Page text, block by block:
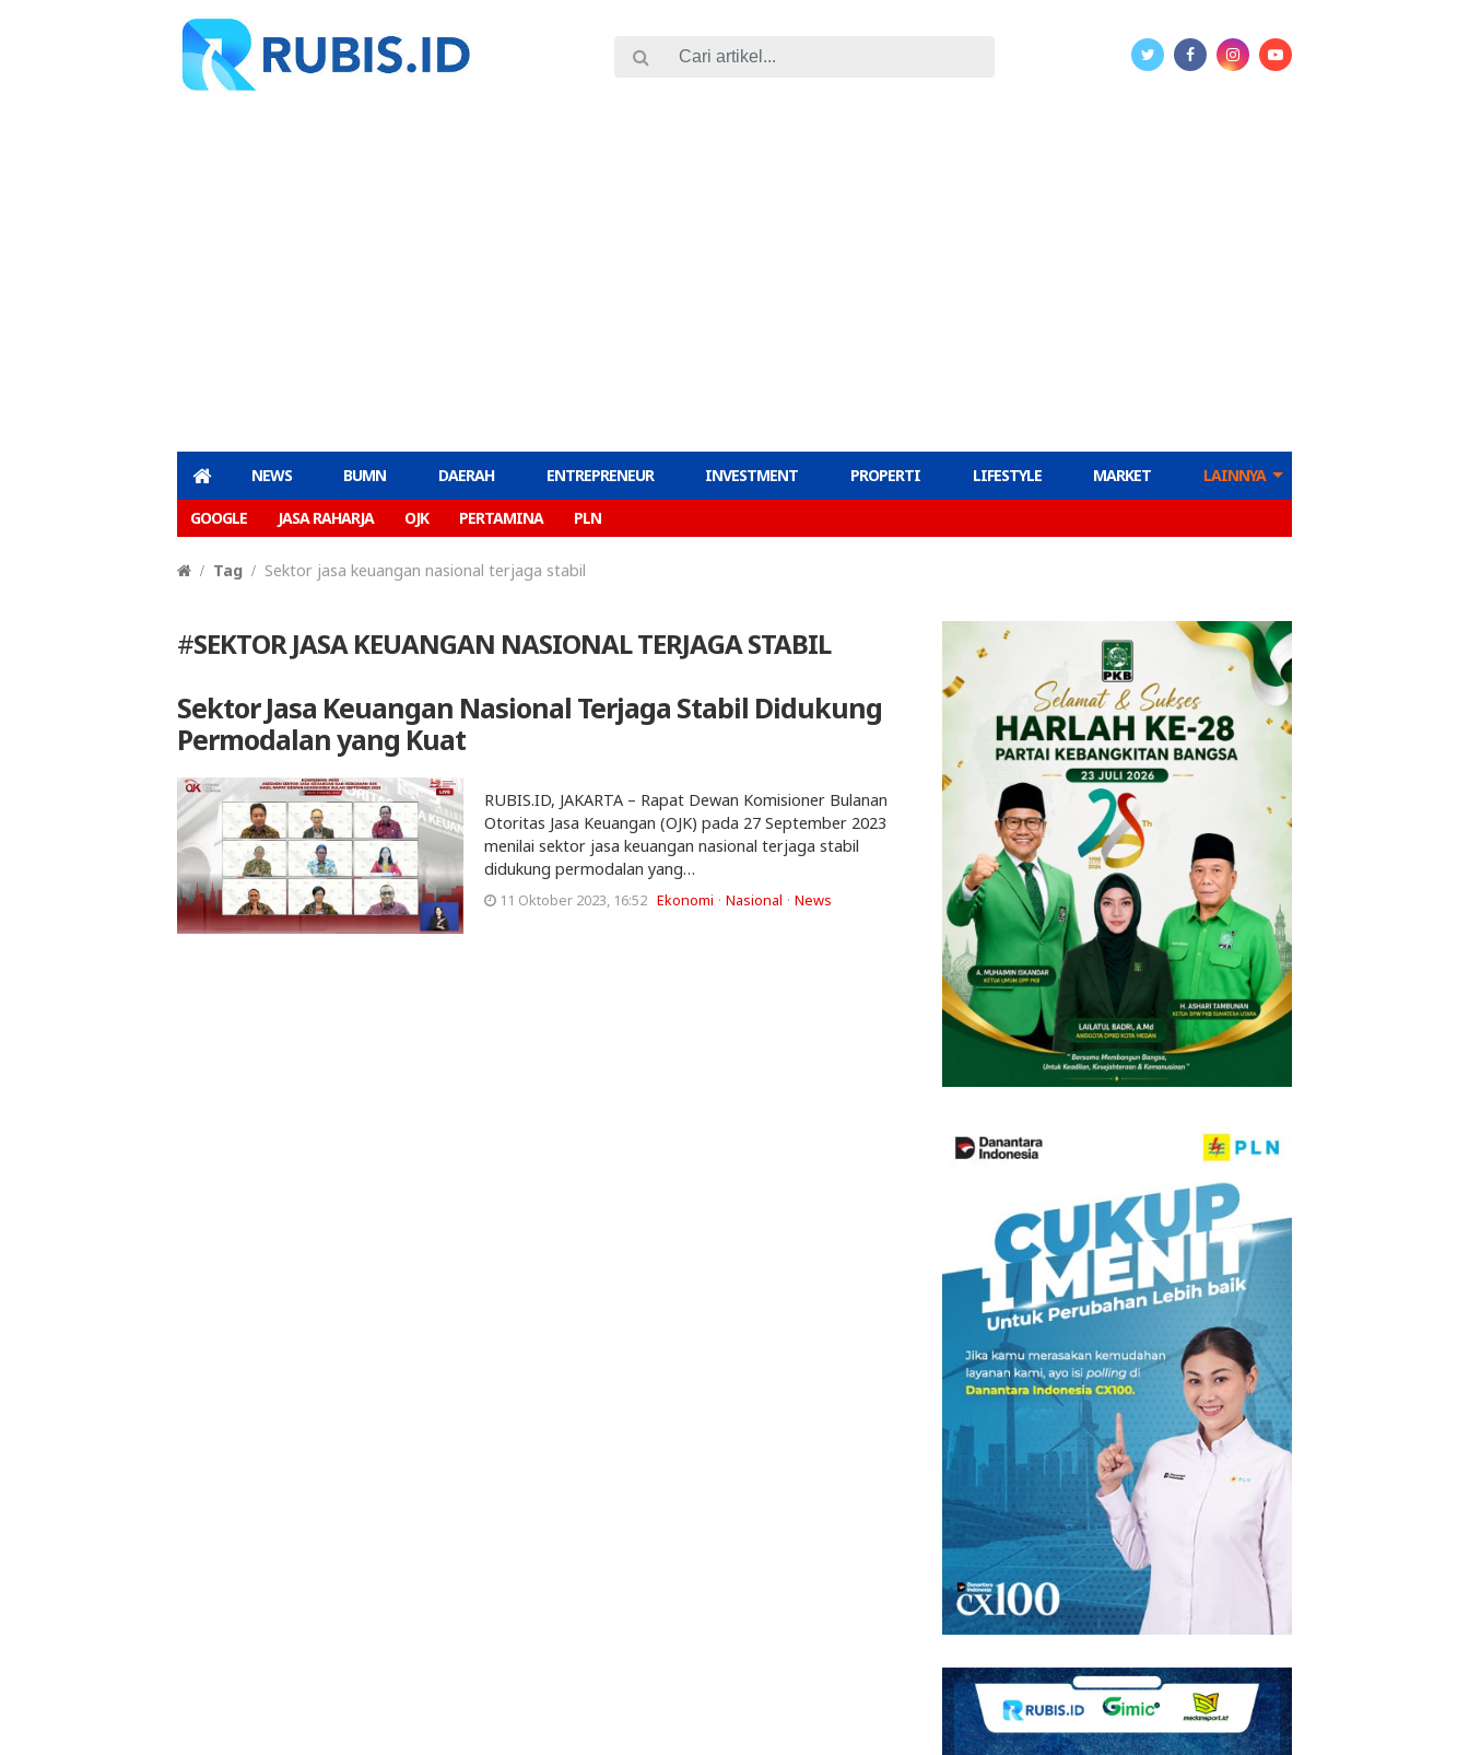
NEWS BUMN DAERAH ENTREPRENEUR INVESTMENT PROPERTI LIFESTYLE MARKET LAINNYA
GOOGLE JASA RAHARJA OJK PERTAMINA PLN
Tag Sektor jasa keuangan nasional terjaga stabil
#SEKTOR JASA KEUANGAN NASIONAL TERJAGA STABIL
Sektor Jasa Keuangan Nasional Terjaga Stabil Didukung
Permodalan yang Kuat
RUBIS.ID, JAKARTA – Rapat Dewan Komisioner Bulanan
Otoritas Jasa Keuangan (OJK) pada 27 September 2023
menilai sektor jasa keuangan nasional terjaga stabil
didukung permodalan yang…
11 Oktober 2023, 16:52 Ekonomi Nasional News